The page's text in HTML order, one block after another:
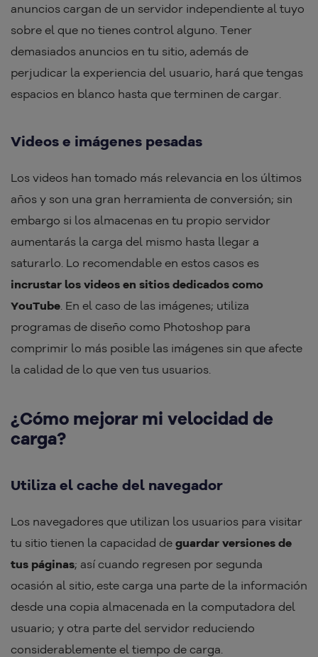
anuncios cargan de un servidor independiente al tuyo
sobre el que no tienes control alguno. Tener
demasiados anuncios en tu sitio, además de
perjudicar la experiencia del usuario, hará que tengas
espacios en blanco hasta que terminen de cargar.
Videos e imágenes pesadas
Los videos han tomado más relevancia en los últimos
años y son una gran herramienta de conversión; sin
embargo si los almacenas en tu propio servidor
aumentarás la carga del mismo hasta llegar a
saturarlo. Lo recomendable en estos casos es
incrustar los videos en sitios dedicados como
YouTube . En el caso de las imágenes; utiliza
programas de diseño como Photoshop para
comprimir lo más posible las imágenes sin que afecte
la calidad de lo que ven tus usuarios.
¿Cómo mejorar mi velocidad de
carga?
Utiliza el cache del navegador
Los navegadores que utilizan los usuarios para visitar
tu sitio tienen la capacidad de guardar versiones de
tus páginas; así cuando regresen por segunda
ocasión al sitio, este carga una parte de la información
desde una copia almacenada en la computadora del
usuario; y otra parte del servidor reduciendo
considerablemente el tiempo de carga.